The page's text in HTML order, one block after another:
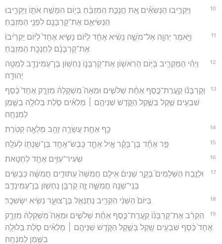
10
וַיַּקְרִ֣יבוּ הַנְּשִׂאִ֗ים אֵ֚ת חֲנֻכַּ֣ת הַמִּזְבֵּ֔חַ בְּי֖וֹם הִמָּשַׁ֣ח אֹת֑וֹ וַיַּקְרִ֧יבוּ
הַנְּשִׂיאִ֛ם אֶת־קָרְבָּנָ֖ם לִפְנֵ֥י הַמִּזְבֵּֽחַ׃
11
וַיֹּ֥אמֶר יְהוָ֖ה אֶל־מֹשֶׁ֑ה נָשִׂ֨יא אֶחָ֜ד לַיּ֗וֹם נָשִׂ֤יא אֶחָד֙ לַיּ֔וֹם יַקְרִ֙יבוּ֙
אֶת־קָרְבָּנָ֔ם לַחֲנֻכַּ֖ת הַמִּזְבֵּֽחַ׃
12
וַיְהִ֗י הַמַּקְרִ֛יב בַּיּ֥וֹם הָרִאשׁ֖וֹן אֶת־קָרְבָּנ֑וֹ נַחְשׁ֥וֹן בֶּן־עַמִּינָדָ֖ב לְמַטֵּ֥ה
יְהוּדָֽה׃
13
וְקָרְבָּנ֞וֹ קַֽעֲרַת־כֶּ֣סֶף אַחַ֗ת שְׁלֹשִׁ֣ים וּמֵאָה֮ מִשְׁקָלָהּ֒ מִזְרָ֤ק אֶחָד֙ כֶּ֔סֶף
שִׁבְעִ֥ים שֶׁ֖קֶל בְּשֶׁ֣קֶל הַקֹּ֑דֶשׁ שְׁנֵיהֶ֣ם ׀ מְלֵאִ֗ים סֹ֛לֶת בְּלוּלָ֥ה בַשֶּׁ֖מֶן
לְמִנְחָֽה׃
14 כַּ֥ף אַחַ֛ת עֲשָׂרָ֥ה זָהָ֖ב מְלֵאָ֥ה קְטֹֽרֶת׃
15 פַּ֣ר אֶחָ֞ד בֶּן־בָּקָ֗ר אַ֧יִל אֶחָ֛ד כֶּֽבֶשׂ־אֶחָ֥ד בֶּן־שְׁנָת֖וֹ לְעֹלָֽה׃
16 שְׂעִיר־עִזִּ֥ים אֶחָ֖ד לְחַטָּֽאת׃
17
וּלְזֶ֣בַח הַשְּׁלָמִים֮ בָּקָ֣ר שְׁנַיִם֒ אֵילִ֤ם חֲמִשָּׁה֙ עַתּוּדִ֣ים חֲמִשָּׁ֔ה כְּבָשִׂ֥ים
בְּנֵֽי־שָׁנָ֖ה חֲמִשָּׁ֑ה זֶ֛ה קָרְבַּ֥ן נַחְשׁ֖וֹן בֶּן־עַמִּינָדָֽב׃
18 בַּיּוֹם֙ הַשֵּׁנִ֔י הִקְרִ֖יב נְתַנְאֵ֣ל בֶּן־צוּעָ֑ר נְשִׂ֖יא יִשָּׂשכָֽר׃
19
הִקְרִ֨ב אֶת־קָרְבָּנ֜וֹ קַֽעֲרַת־כֶּ֣סֶף אַחַ֗ת שְׁלֹשִׁ֣ים וּמֵאָה֮ מִשְׁקָלָהּ֒ מִזְרָ֤ק
אֶחָד֙ כֶּ֔סֶף שִׁבְעִ֥ים שֶׁ֖קֶל בְּשֶׁ֣קֶל הַקֹּ֑דֶשׁ שְׁנֵיהֶ֣ם ׀ מְלֵאִ֗ים סֹ֛לֶת בְּלוּלָ֥ה
בַשֶּׁ֖מֶן לְמִנְחָֽה׃